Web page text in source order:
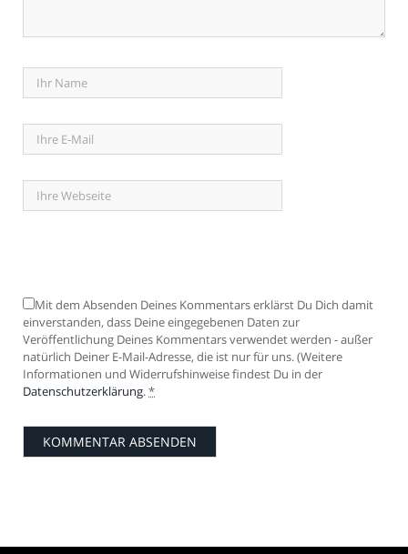
Mit dem Absenden Deines Kommentars erklärst Du Dich damit
einverstanden, dass Deine eingegebenen Daten zur
Veröffentlichung Deines Kommentars verwendet werden - außer
natürlich Deiner E-Mail-Adresse, die ist nur für uns. (Weitere
Informationen und Widerrufshinweise findest Du in der
Datenschutzerklärung.*